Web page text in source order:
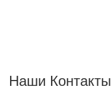
Наши Контакты